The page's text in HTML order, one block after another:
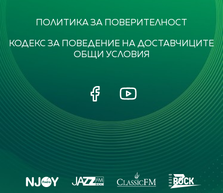
ПОЛИТИКА ЗА ПОВЕРИТЕЛНОСТ
КОДЕКС ЗА ПОВЕДЕНИЕ НА ДОСТАВЧИЦИТЕ
ОБЩИ УСЛОВИЯ